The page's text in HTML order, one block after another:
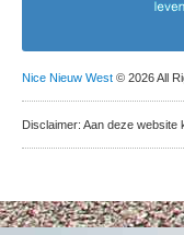
Nice Nieuw West © 2026 All
Disclaimer: Aan deze